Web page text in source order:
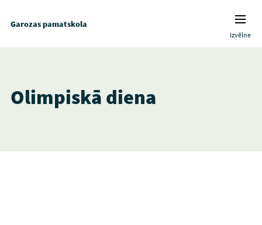
Garozas pamatskola
Izvēlne
Olimpiskā diena